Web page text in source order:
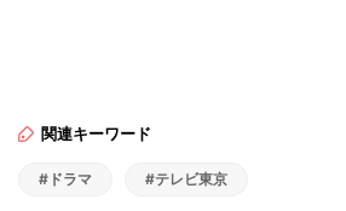
関連キーワード
#ドラマ #テレビ東京